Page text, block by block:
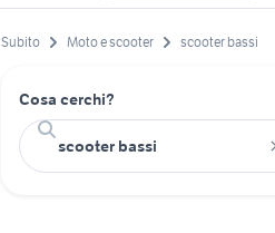
Subito Moto e scooter scooter bassi
Cosa cerchi?